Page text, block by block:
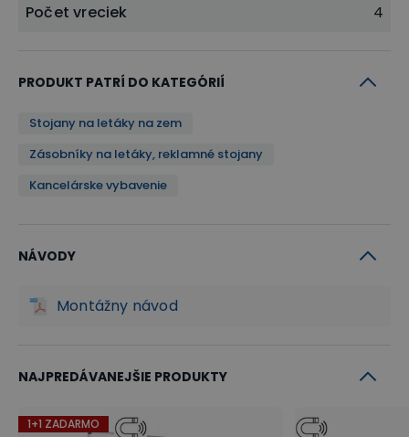
Počet vreciek
4
PRODUKT PATRÍ DO KATEGÓRIÍ
Stojany na letáky na zem
Zásobníky na letáky, reklamné stojany
Kancelárske vybavenie
NÁVODY
Montážny návod
NAJPREDÁVANEJŠIE PRODUKTY
1+1 ZADARMO